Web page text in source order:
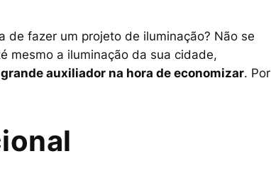
de fazer um projeto de iluminação? Não se
mesmo a iluminação da sua cidade,
auxiliador na hora de economizar. Por